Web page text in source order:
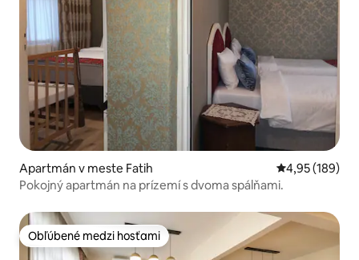
Apartmán v meste Fatih Priemerné
4,95 (189)
Pokojný apartmán na prízemí s dvoma spálňami.
Obľúbené medzi hosťami
Obľúbené medzi hosťami